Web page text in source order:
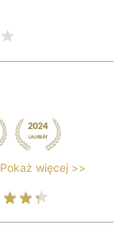
Pokaż więcej >>